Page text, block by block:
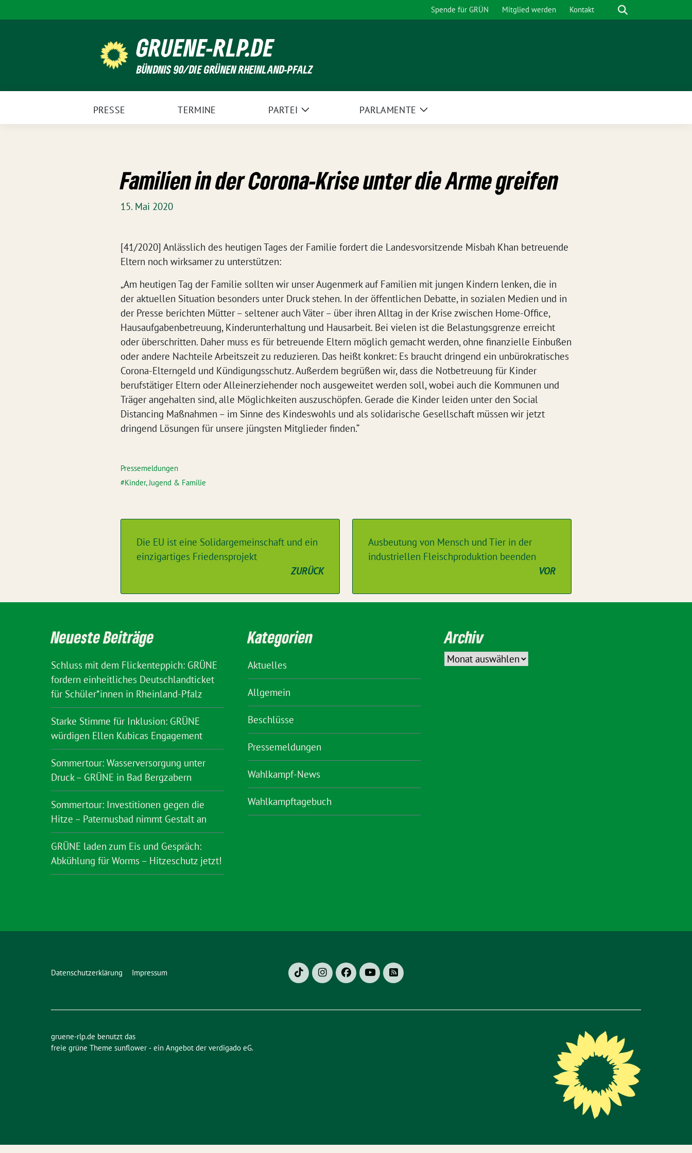
zum
Spende für GRÜN Mitglied werden Kontakt Suche
GRUENE-RLP.DE
BÜNDNIS 90/DIE GRÜNEN RHEINLAND-PFALZ
PRESSE TERMINE PARTEI
Zeige
PARLAMENTE
Zeige
Familien in der Corona-Krise unter die Arme greifen
15. Mai 2020
[41/2020] Anlässlich des heutigen Tages der Familie fordert die Landesvorsitzende Misbah Khan betreuende
Eltern noch wirksamer zu unterstützen:
„Am heutigen Tag der Familie sollten wir unser Augenmerk auf Familien mit jungen Kindern lenken, die in
der aktuellen Situation besonders unter Druck stehen. In der öffentlichen Debatte, in sozialen Medien und in
der Presse berichten Mütter – seltener auch Väter – über ihren Alltag in der Krise zwischen Home-Office,
Hausaufgabenbetreuung, Kinderunterhaltung und Hausarbeit. Bei vielen ist die Belastungsgrenze erreicht
oder überschritten. Daher muss es für betreuende Eltern möglich gemacht werden, ohne finanzielle Einbußen
oder andere Nachteile Arbeitszeit zu reduzieren. Das heißt konkret: Es braucht dringend ein unbürokratisches
Corona-Elterngeld und Kündigungsschutz. Außerdem begrüßen wir, dass die Notbetreuung für Kinder
berufstätiger Eltern oder Alleinerziehender noch ausgeweitet werden soll, wobei auch die Kommunen und
Träger angehalten sind, alle Möglichkeiten auszuschöpfen. Gerade die Kinder leiden unter den Social
Distancing Maßnahmen – im Sinne des Kindeswohls und als solidarische Gesellschaft müssen wir jetzt
dringend Lösungen für unsere jüngsten Mitglieder finden.“
Pressemeldungen
Kinder, Jugend & Familie
Die EU ist eine Solidargemeinschaft und ein
einzigartiges Friedensprojekt
ZURÜCK
Ausbeutung von Mensch und Tier in der
industriellen Fleischproduktion beenden
VOR
Neueste Beiträge
Schluss mit dem Flickenteppich: GRÜNE
fordern einheitliches Deutschlandticket
für Schüler*innen in Rheinland-Pfalz
Starke Stimme für Inklusion: GRÜNE
würdigen Ellen Kubicas Engagement
Sommertour: Wasserversorgung unter
Druck – GRÜNE in Bad Bergzabern
Sommertour: Investitionen gegen die
Hitze – Paternusbad nimmt Gestalt an
GRÜNE laden zum Eis und Gespräch:
Abkühlung für Worms – Hitzeschutz jetzt!
Kategorien
Aktuelles
Allgemein
Beschlüsse
Pressemeldungen
Wahlkampf-News
Wahlkampftagebuch
Archiv
Datenschutzerklärung Impressum
gruene-rlp.de benutzt das
freie grüne Theme sunflower ‐ ein Angebot der verdigado eG.